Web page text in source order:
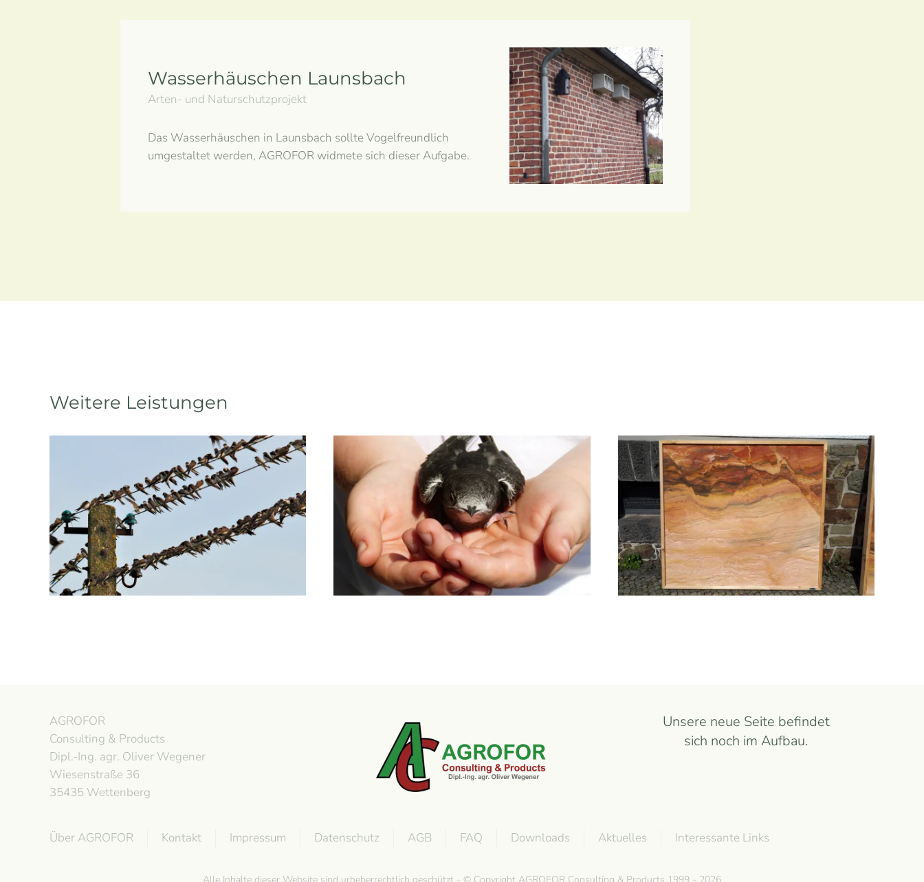
Wasserhäuschen Launsbach
Arten- und Naturschutzprojekt
Das Wasserhäuschen in Launsbach sollte Vogelfreundlich
umgestaltet werden, AGROFOR widmete sich dieser Aufgabe.
Weitere Leistungen
Schwalbenschutz
Artenschutz-
gutachten
Lackprofile
AGROFOR
Consulting & Products
Dipl.-Ing. agr. Oliver Wegener
Wiesenstraße 36
35435 Wettenberg
Unsere neue Seite befindet
sich noch im Aufbau.
Über AGROFOR Kontakt Impressum Datenschutz AGB FAQ Downloads Aktuelles Interessante Links